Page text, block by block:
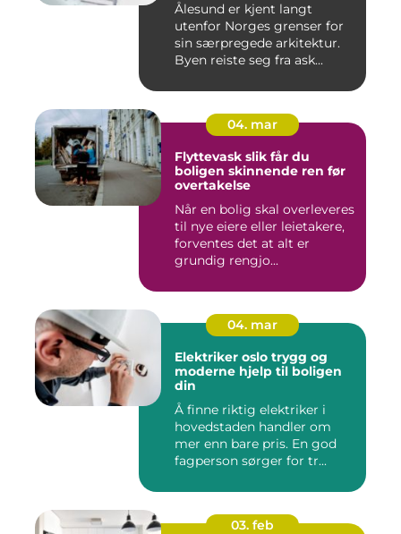
Ålesund er kjent langt
utenfor Norges grenser for
sin særpregede arkitektur.
Byen reiste seg fra ask...
04. mar
Flyttevask slik får du
boligen skinnende ren før
overtakelse
Når en bolig skal overleveres
til nye eiere eller leietakere,
forventes det at alt er
grundig rengjo...
04. mar
Elektriker oslo trygg og
moderne hjelp til boligen
din
Å finne riktig elektriker i
hovedstaden handler om
mer enn bare pris. En god
fagperson sørger for tr...
03. feb